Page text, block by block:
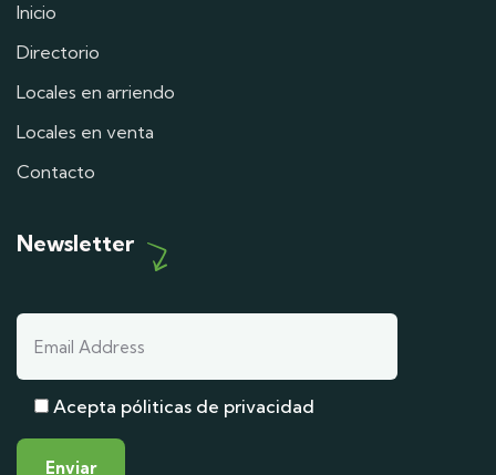
Inicio
Directorio
Locales en arriendo
Locales en venta
Contacto
Newsletter
Acepta póliticas de privacidad